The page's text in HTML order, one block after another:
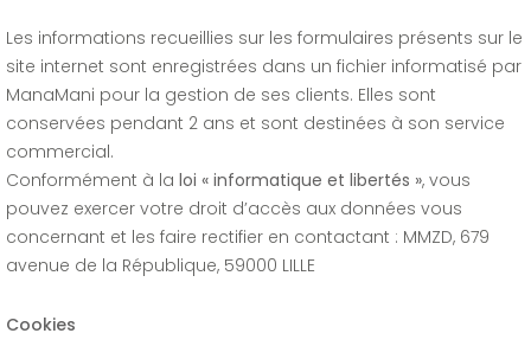
Les informations recueillies sur les formulaires présents sur le
site internet sont enregistrées dans un fichier informatisé par
ManaMani pour la gestion de ses clients. Elles sont
conservées pendant 2 ans et sont destinées à son service
commercial.
Conformément à la loi « informatique et libertés », vous
pouvez exercer votre droit d’accès aux données vous
concernant et les faire rectifier en contactant : MMZD, 679
avenue de la République, 59000 LILLE
Cookies